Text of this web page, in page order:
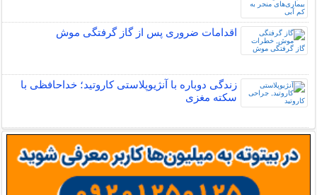
اقدامات ضروری پس از گاز گرفتگی موش
زندگی دوباره با آنژیوپلاستی کاروتید؛ خداحافظی با
سکته مغزی